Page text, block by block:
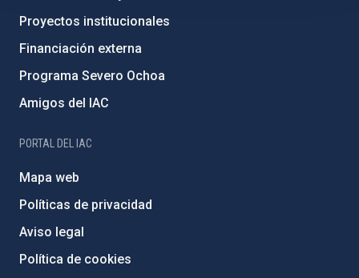
Proyectos institucionales
Financiación externa
Programa Severo Ochoa
Amigos del IAC
PORTAL DEL IAC
Mapa web
Políticas de privacidad
Aviso legal
Política de cookies